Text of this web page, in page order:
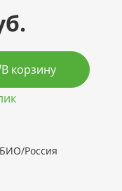
В корзину
Россия